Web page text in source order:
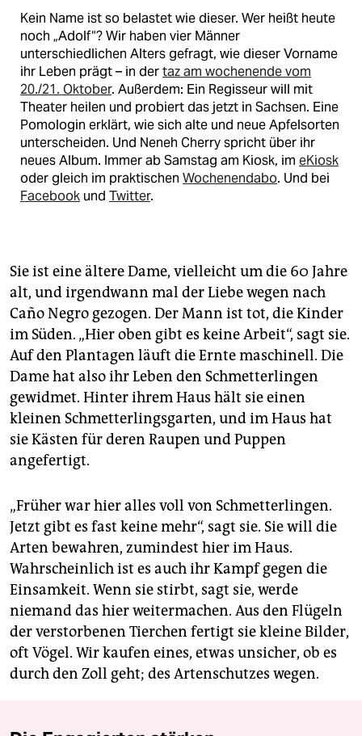
Kein Name ist so belastet wie dieser. Wer heißt heute
noch „Adolf“? Wir haben vier Männer
unterschiedlichen Alters gefragt, wie dieser Vorname
ihr Leben prägt – in dertaz am wochenende vom
20./21. Oktober. Außerdem: Ein Regisseur will mit
Theater heilen und probiert das jetzt in Sachsen. Eine
Pomologin erklärt, wie sich alte und neue Apfelsorten
unterscheiden. Und Neneh Cherry spricht über ihr
neues Album. Immer ab Samstag am Kiosk, im eKiosk
oder gleich im praktischen Wochenendabo. Und bei
Facebook und Twitter.
Sie ist eine ältere Dame, vielleicht um die 60 Jahre
alt, und irgendwann mal der Liebe wegen nach
Caño Negro gezogen. Der Mann ist tot, die Kinder
im Süden. „Hier oben gibt es keine Arbeit“, sagt sie.
Auf den Plantagen läuft die Ernte maschinell. Die
Dame hat also ihr Leben den Schmetterlingen
gewidmet. Hinter ihrem Haus hält sie einen
kleinen Schmetterlingsgarten, und im Haus hat
sie Kästen für deren Raupen und Puppen
angefertigt.
„Früher war hier alles voll von Schmetterlingen.
Jetzt gibt es fast keine mehr“, sagt sie. Sie will die
Arten bewahren, zumindest hier im Haus.
Wahrscheinlich ist es auch ihr Kampf gegen die
Einsamkeit. Wenn sie stirbt, sagt sie, werde
niemand das hier weitermachen. Aus den Flügeln
der verstorbenen Tierchen fertigt sie kleine Bilder,
oft Vögel. Wir kaufen eines, etwas unsicher, ob es
durch den Zoll geht; des Artenschutzes wegen.